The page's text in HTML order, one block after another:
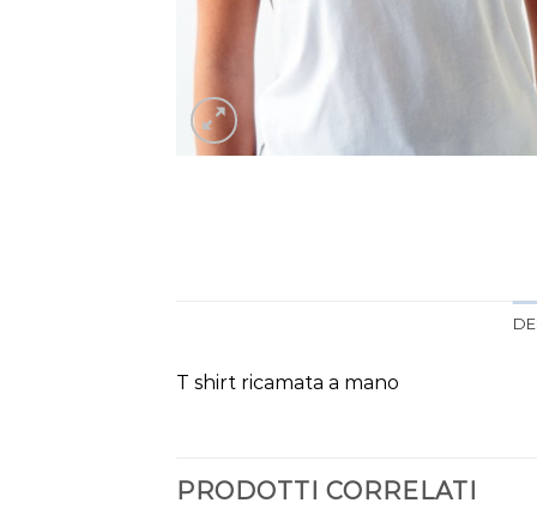
T shirt ricamata a mano
PRODOTTI CORRELATI